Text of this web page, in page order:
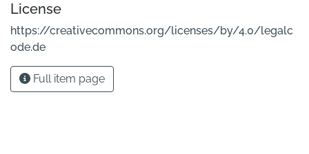
License
https://creativecommons.org/licenses/by/4.0/legalc
ode.de
Full item page